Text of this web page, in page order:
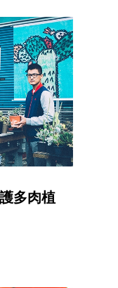
多肉植